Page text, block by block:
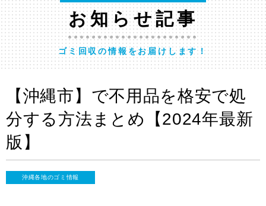
お知らせ記事
ゴミ回収の情報をお届けします！
【沖縄市】で不用品を格安で処
分する方法まとめ【2024年最新
版】
沖縄各地のゴミ情報